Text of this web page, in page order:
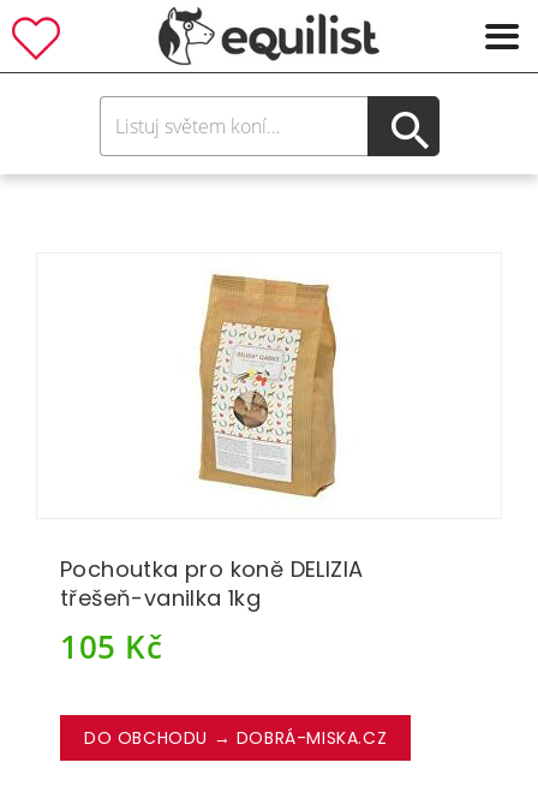
Pochoutka pro koně DELIZIA
třešeň-vanilka 1kg
105 Kč
DO OBCHODU → DOBRÁ-MISKA.CZ